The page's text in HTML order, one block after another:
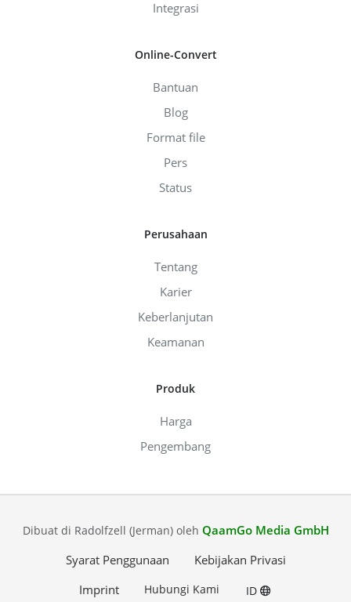
Integrasi
Online-Convert
Bantuan
Blog
Format file
Pers
Status
Perusahaan
Tentang
Karier
Keberlanjutan
Keamanan
Produk
Harga
Pengembang
Dibuat di Radolfzell (Jerman) oleh QaamGo Media GmbH
Syarat Penggunaan
Kebijakan Privasi
Imprint
Hubungi Kami ID